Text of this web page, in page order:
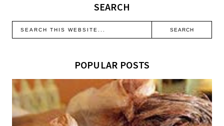
SEARCH
POPULAR POSTS